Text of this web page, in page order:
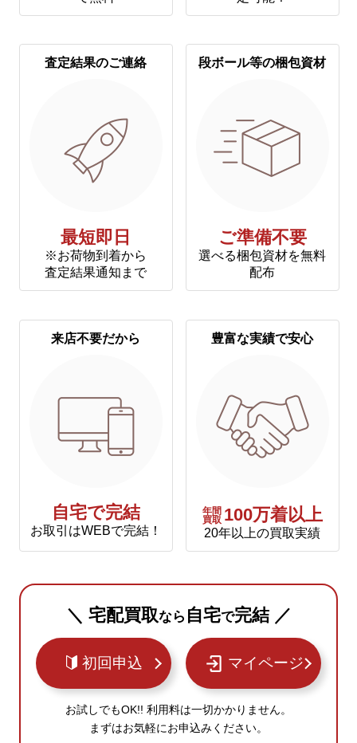
査定結果のご連絡
最短即日
※お荷物到着から
査定結果通知まで
段ボール等の梱包資材
ご準備不要
選べる梱包資材を無料
配布
来店不要だから
自宅で完結
お取引はWEBで完結！
豊富な実績で安心
年間
買取 100万着以上
20年以上の買取実績
＼ 宅配買取なら 自宅で完結 ／
初回申込 マイページ
お試しでもOK!! 利用料は一切かかりません。
まずはお気軽にお申込みください。